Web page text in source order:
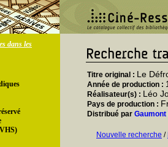
dans les
Titre original : Le
Année de production :
Réalisateur(s) : Léo
Pays de production :
Distribué par Gaumont
Nouvelle recherche /